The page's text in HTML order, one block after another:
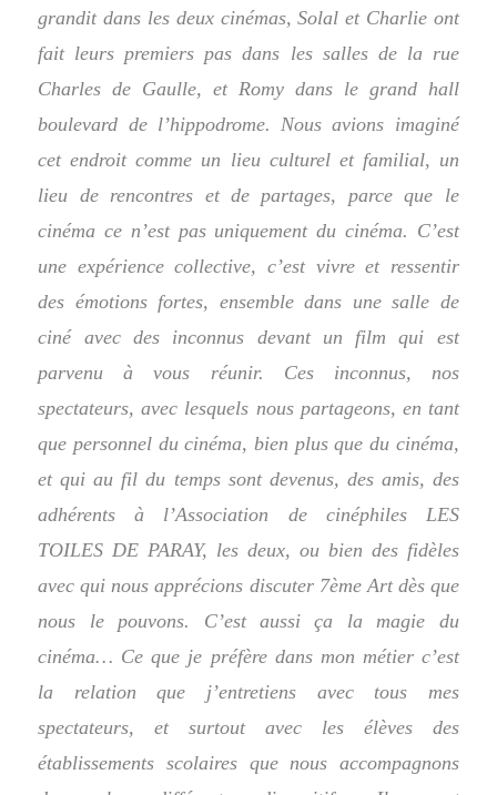
grandit dans les deux cinémas, Solal et Charlie ont
fait leurs premiers pas dans les salles de la rue
Charles de Gaulle, et Romy dans le grand hall
boulevard de l’hippodrome. Nous avions imaginé
cet endroit comme un lieu culturel et familial, un
lieu de rencontres et de partages, parce que le
cinéma ce n’est pas uniquement du cinéma. C’est
une expérience collective, c’est vivre et ressentir
des émotions fortes, ensemble dans une salle de
ciné avec des inconnus devant un film qui est
parvenu à vous réunir. Ces inconnus, nos
spectateurs, avec lesquels nous partageons, en tant
que personnel du cinéma, bien plus que du cinéma,
et qui au fil du temps sont devenus, des amis, des
adhérents à l’Association de cinéphiles LES
TOILES DE PARAY, les deux, ou bien des fidèles
avec qui nous apprécions discuter 7ème Art dès que
nous le pouvons. C’est aussi ça la magie du
cinéma… Ce que je préfère dans mon métier c’est
la relation que j’entretiens avec tous mes
spectateurs, et surtout avec les élèves des
établissements scolaires que nous accompagnons